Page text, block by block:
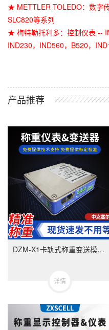
★ METTLER TOLEDO：数字
SLC820等系列
★ 梅特勒托利多：控制仪表 --
IND230，IND560，B520，
产品推荐
DZM-X1卡轨式称重变送模块-美国中克塞尔品牌
详情